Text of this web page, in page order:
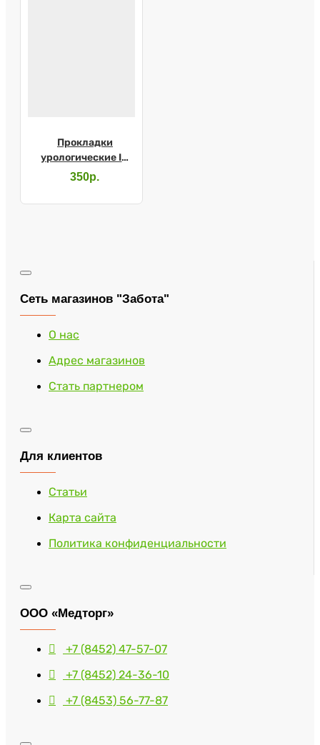
Прокладки
урологические ID
Ultra mini №28
350р.
Сеть магазинов "Забота"
О нас
Адрес магазинов
Стать партнером
Для клиентов
Статьи
Карта сайта
Политика конфиденциальности
ООО «Медторг»
+7 (8452) 47-57-07
+7 (8452) 24-36-10
+7 (8453) 56-77-87